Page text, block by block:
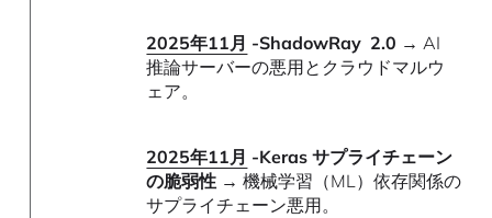
2025年11月 -ShadowRay 2.0 →AI
推論サーバーの悪用とクラウドマルウ
ェア。
2025年11月 -Keras サプライチェーン
の脆弱性 →機械学習（ML）依存関係の
サプライチェーン悪用。